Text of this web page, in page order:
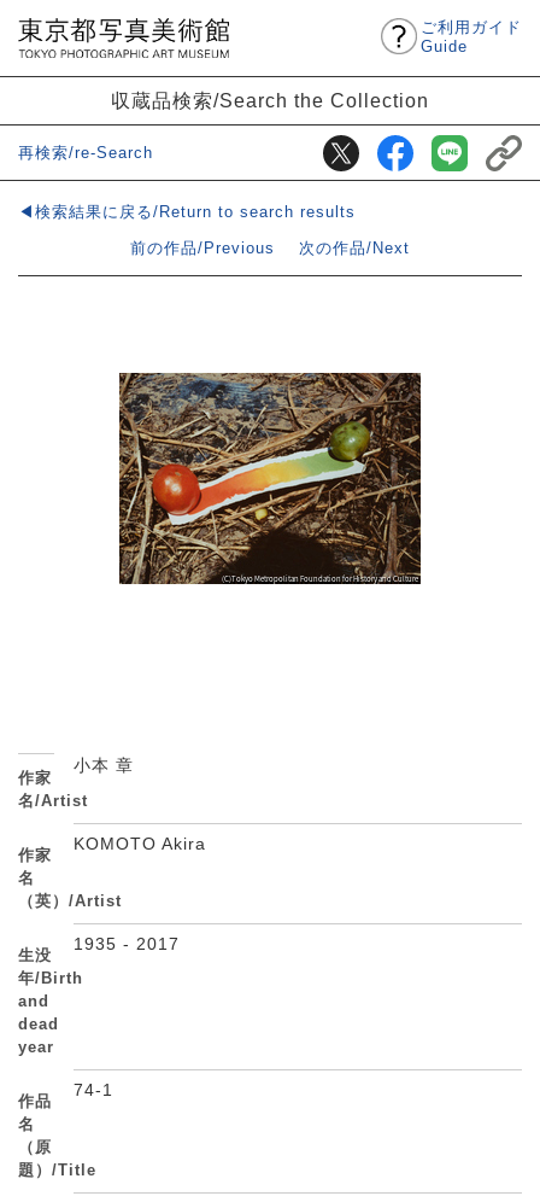
ご利用ガイド
Guide
収蔵品検索/Search the Collection
再検索/re-Search
◀検索結果に戻る/Return to search results
前の作品/Previous
次の作品/Next
作家
名/Artist
小本 章
作家
名
（英）/Artist
KOMOTO Akira
生没
年/Birth
and
dead
year
1935 - 2017
作品
名
（原
題）/Title
74-1